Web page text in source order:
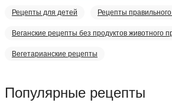
Рецепты для детей Рецепты
Веганские рецепты без продуктов животного
Вегетарианские рецепты
Популярные рецепты